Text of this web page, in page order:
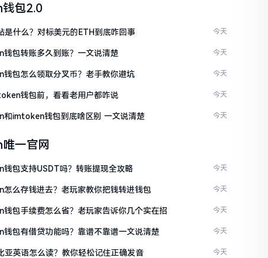
包2.0
是什么？对标美元的ETH到底咋回事 今天
包转账多久到账？一文说清楚 今天
包怎么领取分叉币？老手教你避坑 今天
钱包前，看看老用户都咋说 今天
和imtoken钱包到底啥区别 一文说清楚 今天
一官网
包支持USDT吗？转账提现全攻略 今天
么存钱进去？老玩家教你把钱转进钱包 今天
包手续费怎么省？老玩家告诉你几个实在招 今天
包有借贷功能吗？靠谱不靠谱一文说清楚 今天
亚英语怎么读？教你轻松记住正确发音 今天